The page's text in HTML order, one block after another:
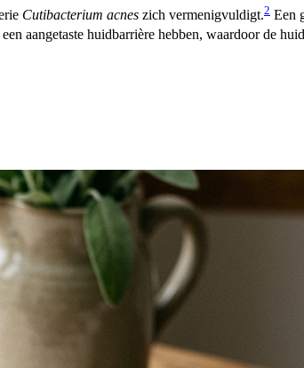
Cutibacterium acnes zich vermenigvuldigt.2 Een
aangetaste huidbarrière hebben, waardoor de